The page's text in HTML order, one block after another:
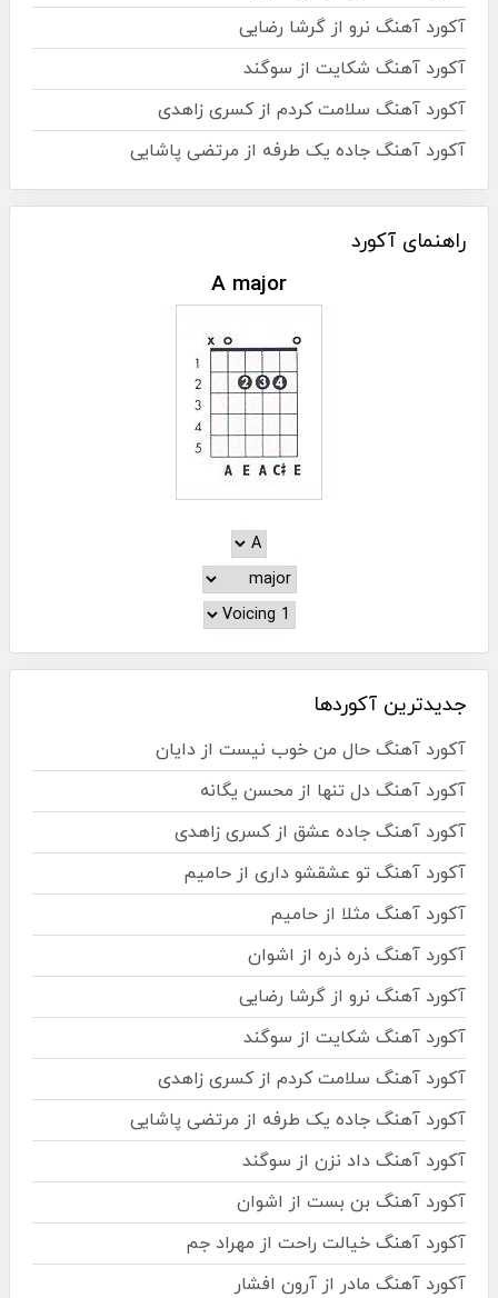
آکورد آهنگ نرو از گرشا رضایی
آکورد آهنگ شکایت از سوگند
آکورد آهنگ سلامت کردم از کسری زاهدی
آکورد آهنگ جاده یک طرفه از مرتضی پاشایی
راهنمای آکورد
A major
جدیدترین آکوردها
آکورد آهنگ حال من خوب نیست از دایان
آکورد آهنگ دل تنها از محسن یگانه
آکورد آهنگ جاده عشق از کسری زاهدی
آکورد آهنگ تو عشقشو داری از حامیم
آکورد آهنگ مثلا از حامیم
آکورد آهنگ ذره ذره از اشوان
آکورد آهنگ نرو از گرشا رضایی
آکورد آهنگ شکایت از سوگند
آکورد آهنگ سلامت کردم از کسری زاهدی
آکورد آهنگ جاده یک طرفه از مرتضی پاشایی
آکورد آهنگ داد نزن از سوگند
آکورد آهنگ بن بست از اشوان
آکورد آهنگ خیالت راحت از مهراد جم
آکورد آهنگ مادر از آرون افشار